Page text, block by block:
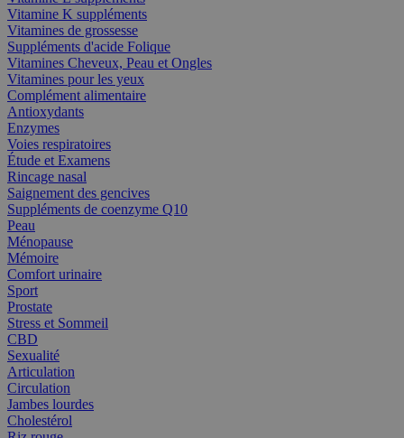
Vitamine K suppléments
Vitamines de grossesse
Suppléments d'acide Folique
Vitamines Cheveux, Peau et Ongles
Vitamines pour les yeux
Complément alimentaire
Antioxydants
Enzymes
Voies respiratoires
Étude et Examens
Rincage nasal
Saignement des gencives
Suppléments de coenzyme Q10
Peau
Ménopause
Mémoire
Comfort urinaire
Sport
Prostate
Stress et Sommeil
CBD
Sexualité
Articulation
Circulation
Jambes lourdes
Cholestérol